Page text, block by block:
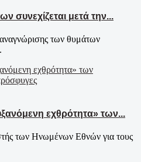
συνεχίζεται μετά την...
των θυμάτων
εχθρότητα» των...
των Ηνωμένων Εθνών για τους